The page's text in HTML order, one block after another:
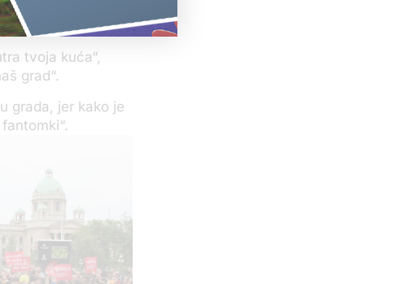
tvoja kuća“,
grad“.
grada, jer kako je